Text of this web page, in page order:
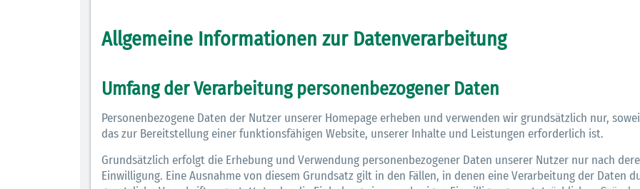
Allgemeine Informationen zur Datenverarbeitung
Umfang der Verarbeitung personenbezogener Daten
Personenbezogene Daten der Nutzer unserer Homepage erheben und verwenden wir grundsätzlich nur,
das zur Bereitstellung einer funktionsfähigen Website, unserer Inhalte und Leistungen erforderlich ist.
Grundsätzlich erfolgt die Erhebung und Verwendung personenbezogener Daten unserer Nutzer nur nach
Einwilligung. Eine Ausnahme von diesem Grundsatz gilt in den Fällen, in denen eine Verarbeitung der Daten